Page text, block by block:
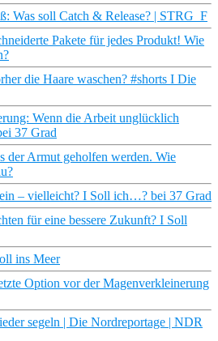
Was soll Catch & Release? | STRG_F
Pakete für jedes Produkt! Wie
die Haare waschen? #shorts I Die
Wenn die Arbeit unglücklich
37 Grad
der Armut geholfen werden. Wie
– vielleicht? I Soll ich…? bei 37 Grad
für eine bessere Zukunft? I Soll
ins Meer
Option vor der Magenverkleinerung
segeln | Die Nordreportage | NDR